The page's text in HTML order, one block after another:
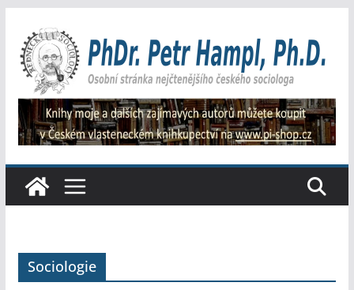
obsah
Sociologie